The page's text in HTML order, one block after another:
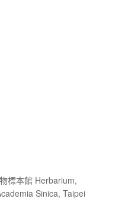
標本館 Herbarium,
Sinica, Taipei